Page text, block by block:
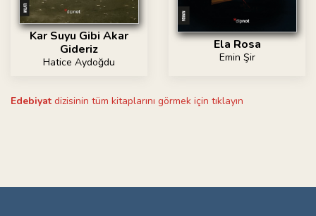
Kar Suyu Gibi Akar
Gideriz
Hatice Aydoğdu
Ela Rosa
Emin Şir
Edebiyat dizisinin tüm kitaplarını görmek için tıklayın